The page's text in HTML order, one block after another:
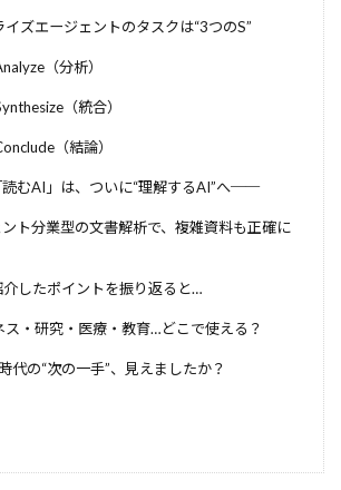
イズエージェントのタスクは“3つのS”
（分析）
（統合）
（結論）
読むAI」は、ついに“理解するAI”へ──
ト分業型の文書解析で、複雑資料も正確に
介したポイントを振り返ると…
ス・研究・医療・教育…どこで使える？
代の“次の一手”、見えましたか？